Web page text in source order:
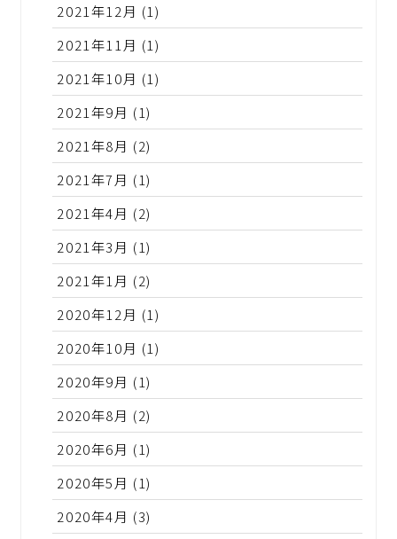
2021年12月 (1)
2021年11月 (1)
2021年10月 (1)
2021年9月 (1)
2021年8月 (2)
2021年7月 (1)
2021年4月 (2)
2021年3月 (1)
2021年1月 (2)
2020年12月 (1)
2020年10月 (1)
2020年9月 (1)
2020年8月 (2)
2020年6月 (1)
2020年5月 (1)
2020年4月 (3)